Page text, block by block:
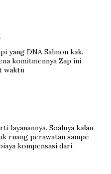
yang DNA Salmon kak.
komitmennya Zap ini
waktu
layanannya. Soalnya kalau
ruang perawatan sampe
kompensasi dari